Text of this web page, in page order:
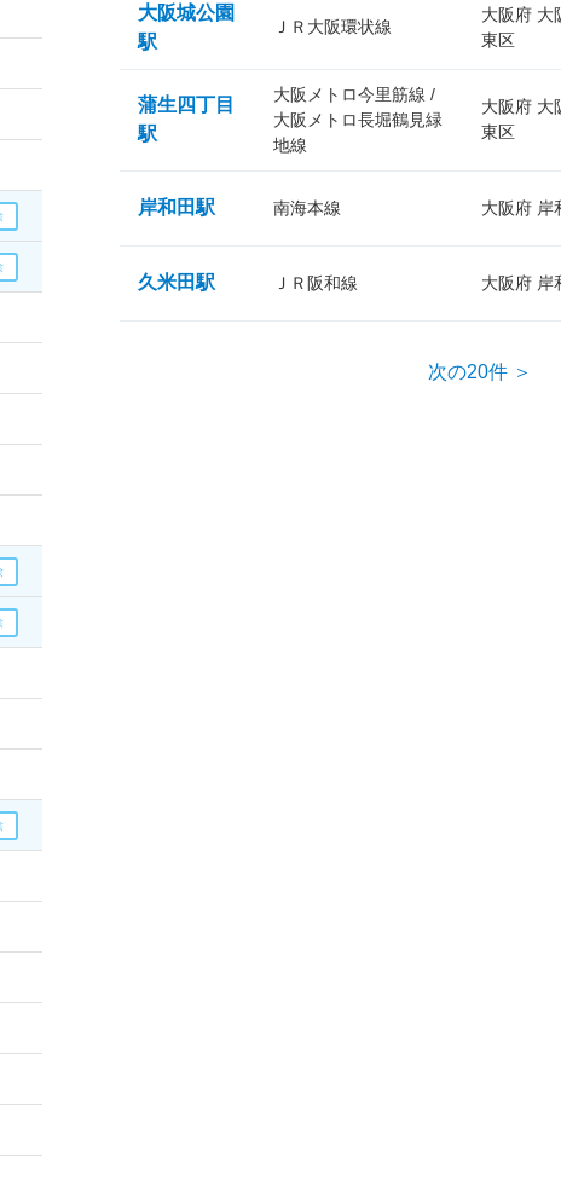
大阪城公園
駅
ＪＲ大阪環状線
大阪府 大
東区
蒲生四丁目
駅
大阪メトロ今里筋線 /
大阪メトロ長堀鶴見緑
地線
大阪府 大
東区
岸和田駅 南海本線 大阪府 岸
久米田駅 ＪＲ阪和線 大阪府 岸
次の20件 ＞